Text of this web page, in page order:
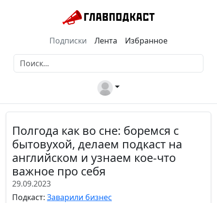
Подписки Лента Избранное
Полгода как во сне: боремся с
бытовухой, делаем подкаст на
английском и узнаем кое-что
важное про себя
29.09.2023
Подкаст: Заварили бизнес